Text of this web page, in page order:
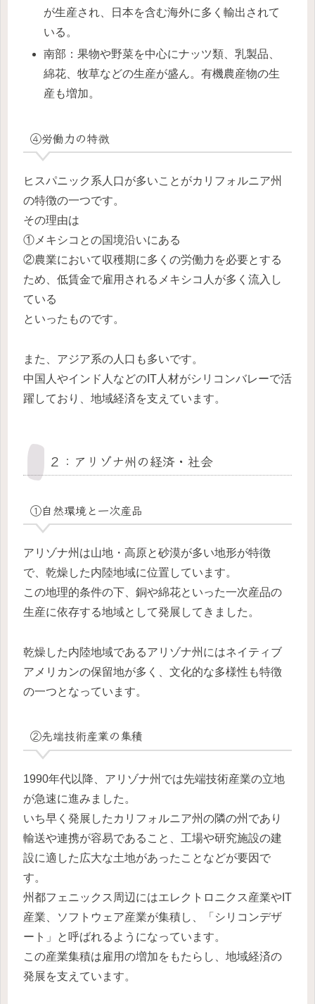
が生産され、日本を含む海外に多く輸出されて
いる。
南部：果物や野菜を中心にナッツ類、乳製品、
綿花、牧草などの生産が盛ん。有機農産物の生
産も増加。
④労働力の特徴
ヒスパニック系人口が多いことがカリフォルニア州
の特徴の一つです。
その理由は
①メキシコとの国境沿いにある
②農業において収穫期に多くの労働力を必要とする
ため、低賃金で雇用されるメキシコ人が多く流入し
ている
といったものです。
また、アジア系の人口も多いです。
中国人やインド人などのIT人材がシリコンバレーで活
躍しており、地域経済を支えています。
２：アリゾナ州の経済・社会
①自然環境と一次産品
アリゾナ州は山地・高原と砂漠が多い地形が特徴
で、乾燥した内陸地域に位置しています。
この地理的条件の下、銅や綿花といった一次産品の
生産に依存する地域として発展してきました。
乾燥した内陸地域であるアリゾナ州にはネイティブ
アメリカンの保留地が多く、文化的な多様性も特徴
の一つとなっています。
②先端技術産業の集積
1990年代以降、アリゾナ州では先端技術産業の立地
が急速に進みました。
いち早く発展したカリフォルニア州の隣の州であり
輸送や連携が容易であること、工場や研究施設の建
設に適した広大な土地があったことなどが要因で
す。
州都フェニックス周辺にはエレクトロニクス産業やIT
産業、ソフトウェア産業が集積し、「シリコンデザ
ート」と呼ばれるようになっています。
この産業集積は雇用の増加をもたらし、地域経済の
発展を支えています。